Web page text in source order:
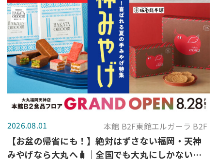
2026.08.01 本館 B2F東館エルガーラ B2F
【お盆の帰省にも！】絶対はずさない福岡・天神
みやげなら大丸へ🧳｜全国でも大丸にしかないも